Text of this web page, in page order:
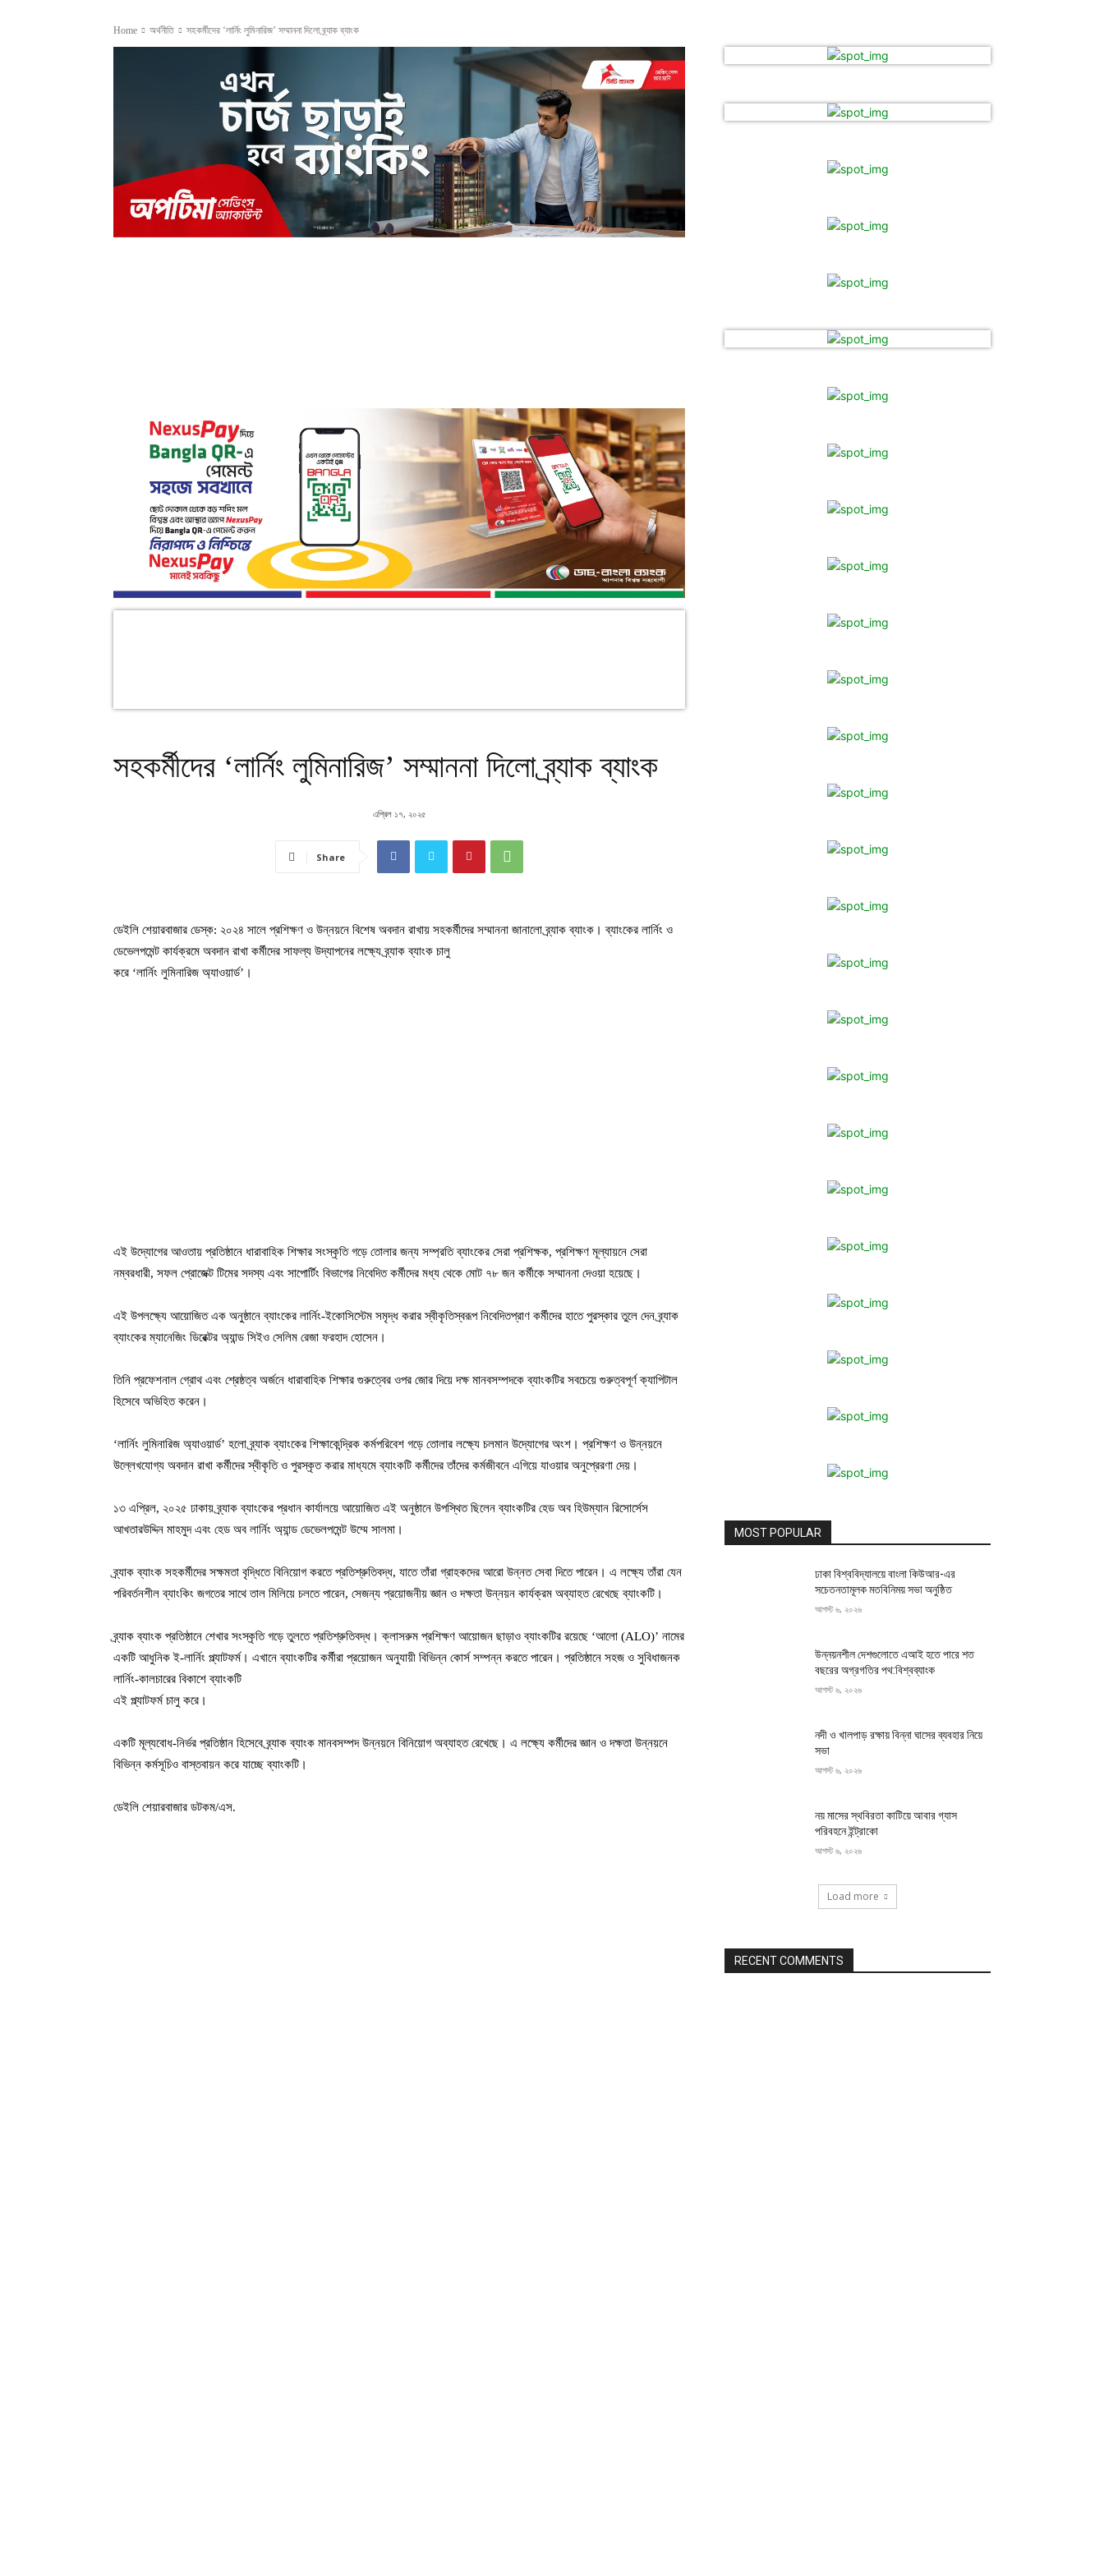
Home অর্থনীতি সহকর্মীদের ‘লার্নিং লুমিনারিজ’ সম্মাননা দিলো ব্র্যাক ব্যাংক
সহকর্মীদের ‘লার্নিং লুমিনারিজ’ সম্মাননা দিলো ব্র্যাক ব্যাংক
এপ্রিল ১৭, ২০২৫
Share
ডেইলি শেয়ারবাজার ডেস্ক: ২০২৪ সালে প্রশিক্ষণ ও উন্নয়নে বিশেষ অবদান রাখায় সহকর্মীদের সম্মাননা জানালো ব্র্যাক ব্যাংক। ব্যাংকের লার্নিং ও
ডেভেলপমেন্ট কার্যক্রমে অবদান রাখা কর্মীদের সাফল্য উদ্‌যাপনের লক্ষ্যে ব্র্যাক ব্যাংক চালু
করে ‘লার্নিং লুমিনারিজ অ্যাওয়ার্ড’।
এই উদ্যোগের আওতায় প্রতিষ্ঠানে ধারাবাহিক শিক্ষার সংস্কৃতি গড়ে তোলার জন্য সম্প্রতি ব্যাংকের সেরা প্রশিক্ষক, প্রশিক্ষণ মূল্যায়নে সেরা
নম্বরধারী, সফল প্রোজেক্ট টিমের সদস্য এবং সাপোর্টিং বিভাগের নিবেদিত কর্মীদের মধ্য থেকে মোট ৭৮ জন কর্মীকে সম্মাননা দেওয়া হয়েছে।
এই উপলক্ষ্যে আয়োজিত এক অনুষ্ঠানে ব্যাংকের লার্নিং-ইকোসিস্টেম সমৃদ্ধ করার স্বীকৃতিস্বরূপ নিবেদিতপ্রাণ কর্মীদের হাতে পুরস্কার তুলে দেন ব্র্যাক
ব্যাংকের ম্যানেজিং ডিরেক্টর অ্যান্ড সিইও সেলিম রেজা ফরহাদ হোসেন।
তিনি প্রফেশনাল গ্রোথ এবং শ্রেষ্ঠত্ব অর্জনে ধারাবাহিক শিক্ষার গুরুত্বের ওপর জোর দিয়ে দক্ষ মানবসম্পদকে ব্যাংকটির সবচেয়ে গুরুত্বপূর্ণ ক্যাপিটাল
হিসেবে অভিহিত করেন।
‘লার্নিং লুমিনারিজ অ্যাওয়ার্ড’ হলো ব্র্যাক ব্যাংকের শিক্ষাকেন্দ্রিক কর্মপরিবেশ গড়ে তোলার লক্ষ্যে চলমান উদ্যোগের অংশ। প্রশিক্ষণ ও উন্নয়নে
উল্লেখযোগ্য অবদান রাখা কর্মীদের স্বীকৃতি ও পুরস্কৃত করার মাধ্যমে ব্যাংকটি কর্মীদের তাঁদের কর্মজীবনে এগিয়ে যাওয়ার অনুপ্রেরণা দেয়।
১৩ এপ্রিল, ২০২৫ ঢাকায় ব্র্যাক ব্যাংকের প্রধান কার্যালয়ে আয়োজিত এই অনুষ্ঠানে উপস্থিত ছিলেন ব্যাংকটির হেড অব হিউম্যান রিসোর্সেস
আখতারউদ্দিন মাহমুদ এবং হেড অব লার্নিং অ্যান্ড ডেভেলপমেন্ট উম্মে সালমা।
ব্র্যাক ব্যাংক সহকর্মীদের সক্ষমতা বৃদ্ধিতে বিনিয়োগ করতে প্রতিশ্রুতিবদ্ধ, যাতে তাঁরা গ্রাহকদের আরো উন্নত সেবা দিতে পারেন। এ লক্ষ্যে তাঁরা যেন
পরিবর্তনশীল ব্যাংকিং জগতের সাথে তাল মিলিয়ে চলতে পারেন, সেজন্য প্রয়োজনীয় জ্ঞান ও দক্ষতা উন্নয়ন কার্যক্রম অব্যাহত রেখেছে ব্যাংকটি।
ব্র্যাক ব্যাংক প্রতিষ্ঠানে শেখার সংস্কৃতি গড়ে তুলতে প্রতিশ্রুতিবদ্ধ। ক্লাসরুম প্রশিক্ষণ আয়োজন ছাড়াও ব্যাংকটির রয়েছে ‘আলো (ALO)’ নামের
একটি আধুনিক ই-লার্নিং প্ল্যাটফর্ম। এখানে ব্যাংকটির কর্মীরা প্রয়োজন অনুযায়ী বিভিন্ন কোর্স সম্পন্ন করতে পারেন। প্রতিষ্ঠানে সহজ ও সুবিধাজনক
লার্নিং-কালচারের বিকাশে ব্যাংকটি
এই প্ল্যাটফর্ম চালু করে।
একটি মূল্যবোধ-নির্ভর প্রতিষ্ঠান হিসেবে ব্র্যাক ব্যাংক মানবসম্পদ উন্নয়নে বিনিয়োগ অব্যাহত রেখেছে। এ লক্ষ্যে কর্মীদের জ্ঞান ও দক্ষতা উন্নয়নে
বিভিন্ন কর্মসূচিও বাস্তবায়ন করে যাচ্ছে ব্যাংকটি।
ডেইলি শেয়ারবাজার ডটকম/এস.
MOST POPULAR
ঢাকা বিশ্ববিদ্যালয়ে বাংলা কিউআর-এর
সচেতনতামূলক মতবিনিময় সভা অনুষ্ঠিত
আগস্ট ৬, ২০২৬
উন্নয়নশীল দেশগুলোতে এআই হতে পারে শত
বছরের অগ্রগতির পথ:বিশ্বব্যাংক
আগস্ট ৬, ২০২৬
নদী ও খালপাড় রক্ষায় বিন্না ঘাসের ব্যবহার নিয়ে
সভা
আগস্ট ৬, ২০২৬
নয় মাসের স্থবিরতা কাটিয়ে আবার গ্যাস
পরিবহনে ইন্ট্রাকো
আগস্ট ৬, ২০২৬
Load more
RECENT COMMENTS